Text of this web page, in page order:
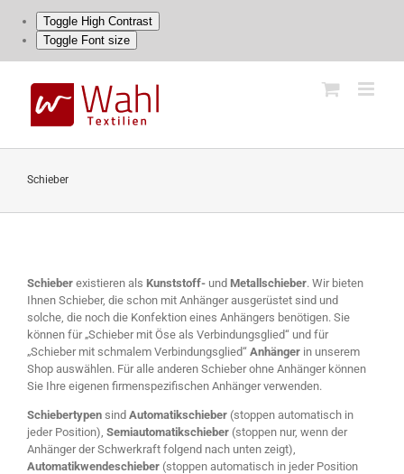
Toggle High Contrast
Toggle Font size
content
Schieber
Schieber existieren als Kunststoff- und Metallschieber. Wir bieten
Ihnen Schieber, die schon mit Anhänger ausgerüstet sind und
solche, die noch die Konfektion eines Anhängers benötigen. Sie
können für „Schieber mit Öse als Verbindungsglied“ und für
„Schieber mit schmalem Verbindungsglied“ Anhänger in unserem
Shop auswählen. Für alle anderen Schieber ohne Anhänger können
Sie Ihre eigenen firmenspezifischen Anhänger verwenden.
Schiebertypen sind Automatikschieber (stoppen automatisch in
jeder Position), Semiautomatikschieber (stoppen nur, wenn der
Anhänger der Schwerkraft folgend nach unten zeigt),
Automatikwendeschieber (stoppen automatisch in jeder Position